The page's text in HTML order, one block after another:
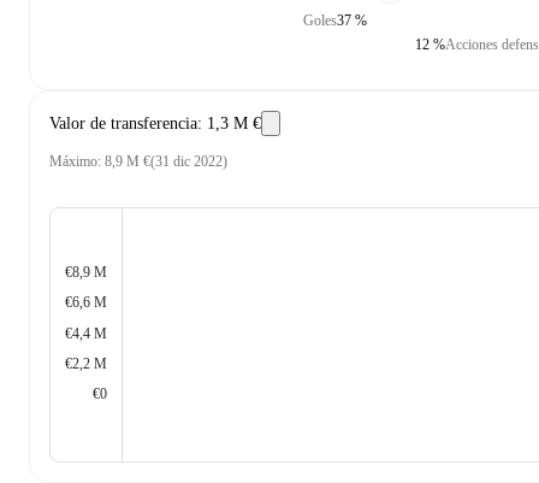
Goles37 %
Acciones
12 %
Valor de transferencia: 1,3 M €
Máximo: 8,9 M €(31 dic 2022)
€8,9 M
€6,6 M
€4,4 M
€2,2 M
€0